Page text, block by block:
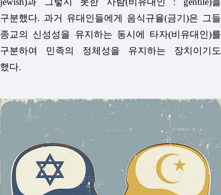
구분했다. 과거 유대인들에게 음식규율(금기)은 그들
종교의 신성성을 유지하는 동시에 타자(비유대인)를
구분하여 민족의 정체성을 유지하는 장치이기도
했다.